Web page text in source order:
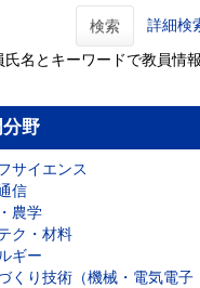
検索 詳細検
氏名とキーワードで教員情
野
サイエンス
信
農学
ク・材料
ギー
くり技術（機械・電気電子